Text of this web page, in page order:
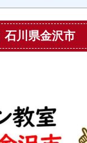
石川県金沢市